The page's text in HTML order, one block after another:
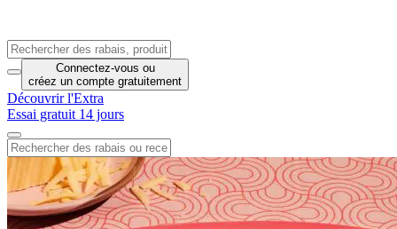
Connectez-vous ou
créez un compte gratuitement
Découvrir l'Extra
Essai gratuit 14 jours